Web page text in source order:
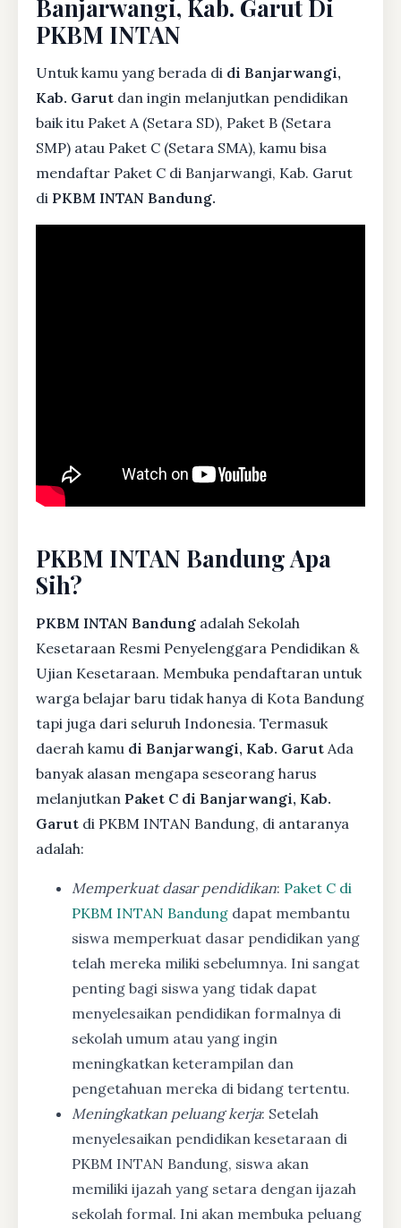
Banjarwangi, Kab. Garut Di
PKBM INTAN
Untuk kamu yang berada di di Banjarwangi,
Kab. Garut dan ingin melanjutkan pendidikan
baik itu Paket A (Setara SD), Paket B (Setara
SMP) atau Paket C (Setara SMA), kamu bisa
mendaftar Paket C di Banjarwangi, Kab. Garut
di PKBM INTAN Bandung.
PKBM INTAN Bandung Apa
Sih?
PKBM INTAN Bandung adalah Sekolah
Kesetaraan Resmi Penyelenggara Pendidikan &
Ujian Kesetaraan. Membuka pendaftaran untuk
warga belajar baru tidak hanya di Kota Bandung
tapi juga dari seluruh Indonesia. Termasuk
daerah kamu di Banjarwangi, Kab. Garut Ada
banyak alasan mengapa seseorang harus
melanjutkan Paket C di Banjarwangi, Kab.
Garut di PKBM INTAN Bandung, di antaranya
adalah:
Memperkuat dasar pendidikan: Paket C di
PKBM INTAN Bandung dapat membantu
siswa memperkuat dasar pendidikan yang
telah mereka miliki sebelumnya. Ini sangat
penting bagi siswa yang tidak dapat
menyelesaikan pendidikan formalnya di
sekolah umum atau yang ingin
meningkatkan keterampilan dan
pengetahuan mereka di bidang tertentu.
Meningkatkan peluang kerja: Setelah
menyelesaikan pendidikan kesetaraan di
PKBM INTAN Bandung, siswa akan
memiliki ijazah yang setara dengan ijazah
sekolah formal. Ini akan membuka peluang